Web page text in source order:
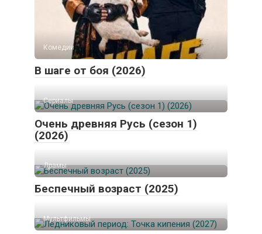
Комедии
В шаге от боя (2026)
Сериалы
Очень древняя Русь (сезон 1)
(2026)
Драмы
Беспечный возраст (2025)
Мультфильмы